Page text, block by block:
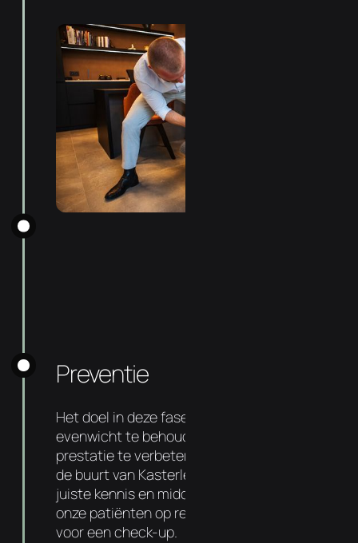
Preventie
Het doel in deze fase is om dit nieuwe
evenwicht te behouden, gezondheid en
prestatie te verbeteren. Uw chiropractor in
de buurt van Kasterlee heeft hiervoor de
juiste kennis en middelen. Zo komt 72% van
onze patiënten op regelmatige basis langs
voor een check-up.